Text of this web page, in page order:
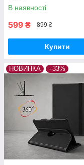
В наявності
599 ₴ 899 ₴
Купити
НОВИНКА –33%